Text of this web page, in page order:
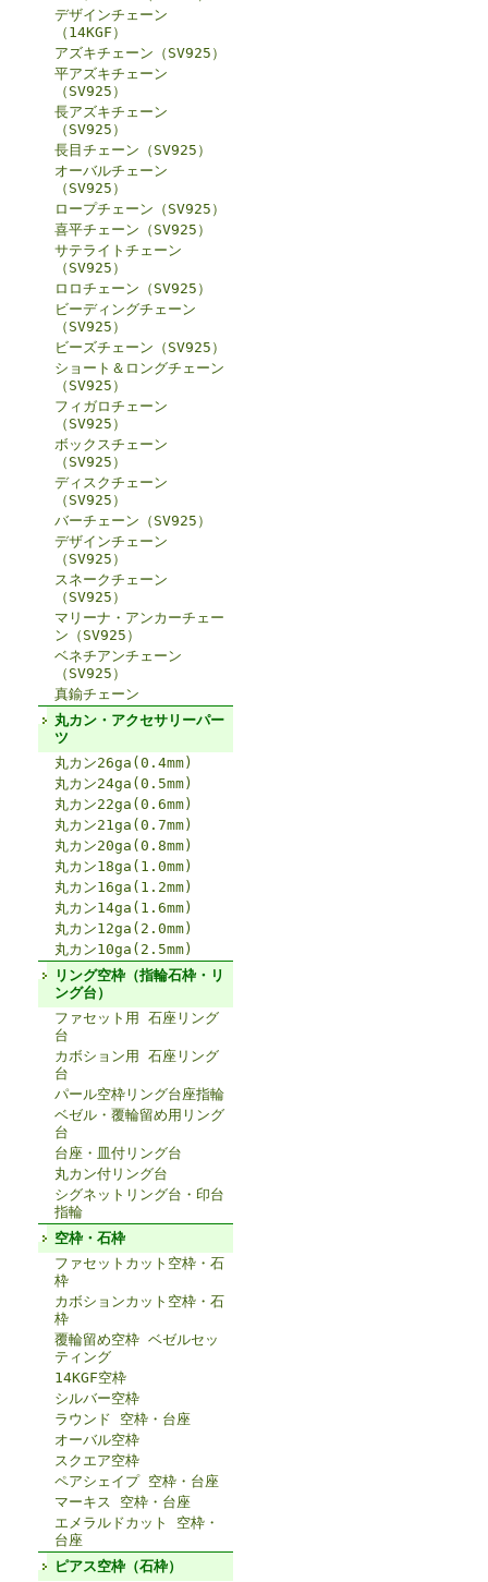
デザインチェーン
（14KGF）
アズキチェーン（SV925）
平アズキチェーン
（SV925）
長アズキチェーン
（SV925）
長目チェーン（SV925）
オーバルチェーン
（SV925）
ロープチェーン（SV925）
喜平チェーン（SV925）
サテライトチェーン
（SV925）
ロロチェーン（SV925）
ビーディングチェーン
（SV925）
ビーズチェーン（SV925）
ショート＆ロングチェーン
（SV925）
フィガロチェーン
（SV925）
ボックスチェーン
（SV925）
ディスクチェーン
（SV925）
バーチェーン（SV925）
デザインチェーン
（SV925）
スネークチェーン
（SV925）
マリーナ・アンカーチェー
ン（SV925）
ベネチアンチェーン
（SV925）
真鍮チェーン
丸カン・アクセサリーパー
ツ
丸カン26ga(0.4mm)
丸カン24ga(0.5mm)
丸カン22ga(0.6mm)
丸カン21ga(0.7mm)
丸カン20ga(0.8mm)
丸カン18ga(1.0mm)
丸カン16ga(1.2mm)
丸カン14ga(1.6mm)
丸カン12ga(2.0mm)
丸カン10ga(2.5mm)
リング空枠（指輪石枠・リ
ング台）
ファセット用 石座リング
台
カボション用 石座リング
台
パール空枠リング台座指輪
ベゼル・覆輪留め用リング
台
台座・皿付リング台
丸カン付リング台
シグネットリング台・印台
指輪
空枠・石枠
ファセットカット空枠・石
枠
カボションカット空枠・石
枠
覆輪留め空枠 ベゼルセッ
ティング
14KGF空枠
シルバー空枠
ラウンド 空枠・台座
オーバル空枠
スクエア空枠
ペアシェイプ 空枠・台座
マーキス 空枠・台座
エメラルドカット 空枠・
台座
ピアス空枠（石枠）